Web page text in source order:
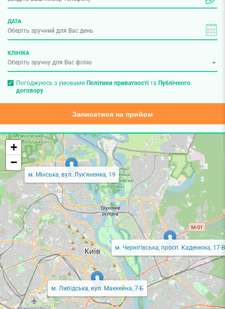
ДАТА
КЛІНІКА
Погоджуюсь з умовами Політики приватностіта Публічного
договору
Записатися на прийом
м. Мінська, вул. Лук'яненка, 19
м. Либідська, вул. Маккейна, 7-Б
м. Чернігівська, просп. Каденюка, 17-В
+
−